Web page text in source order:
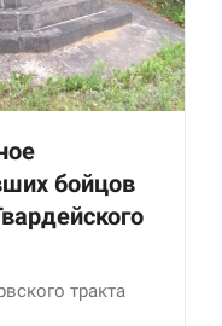
бойцов
тракта
файлов cookie
Они
для
сайта.
и
того чтобы
структуру веб-